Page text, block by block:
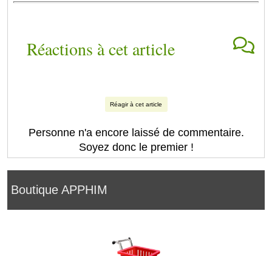
Boutique APPHIM
Réactions à cet article
Réagir à cet article
Personne n'a encore laissé de commentaire.
Soyez donc le premier !